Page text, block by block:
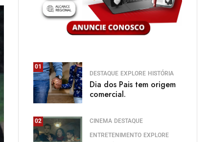
01
DESTAQUE EXPLORE HISTÓRIA
Dia dos Pais tem origem
comercial.
02 CINEMA DESTAQUE
ENTRETENIMENTO EXPLORE